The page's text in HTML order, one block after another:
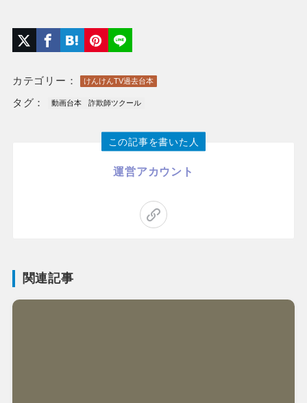
カテゴリー： けんけんTV過去台本
タグ： 動画台本 詐欺師ツクール
この記事を書いた人
運営アカウント
関連記事